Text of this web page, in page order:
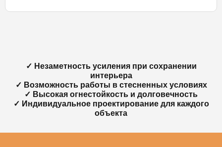
✓ Незаметность усиления при сохранении
интерьера
✓ Возможность работы в стесненных условиях
✓ Высокая огнестойкость и долговечность
✓ Индивидуальное проектирование для каждого
объекта